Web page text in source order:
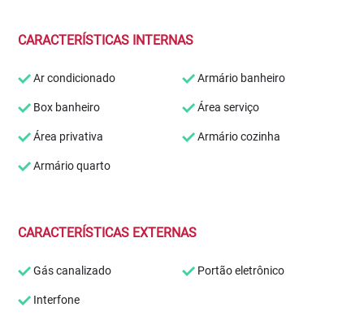
CARACTERÍSTICAS INTERNAS
Ar condicionado Armário banheiro
Box banheiro Área serviço
Área privativa Armário cozinha
Armário quarto
CARACTERÍSTICAS EXTERNAS
Gás canalizado Portão eletrônico
Interfone